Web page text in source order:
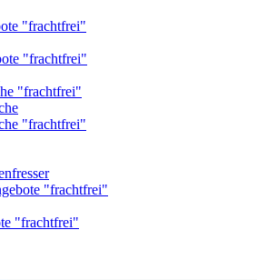
"frachtfrei"
"frachtfrei"
"frachtfrei"
"frachtfrei"
"frachtfrei"
"frachtfrei"